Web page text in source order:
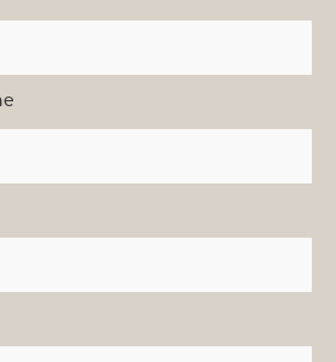
alkoholfrei